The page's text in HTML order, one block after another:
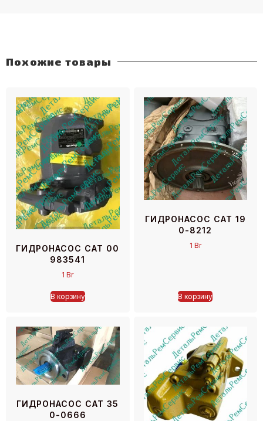
Похожие товары
ГИДРОНАСОС CAT 00
983541
1Br
В корзину
ГИДРОНАСОС CAT 19
0-8212
1 Br
В корзину
ГИДРОНАСОС CAT 35
0-0666